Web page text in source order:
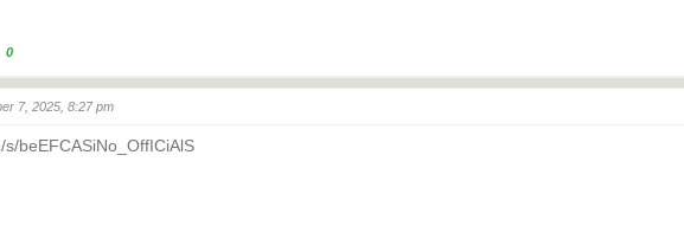
0
7, 2025, 8:27 pm
s/beEFCASiNo_OffICiAlS